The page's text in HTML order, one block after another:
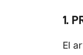
1.
El